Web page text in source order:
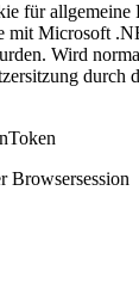
für allgemeine
mit Microsoft
Wird
durch
Browsersession